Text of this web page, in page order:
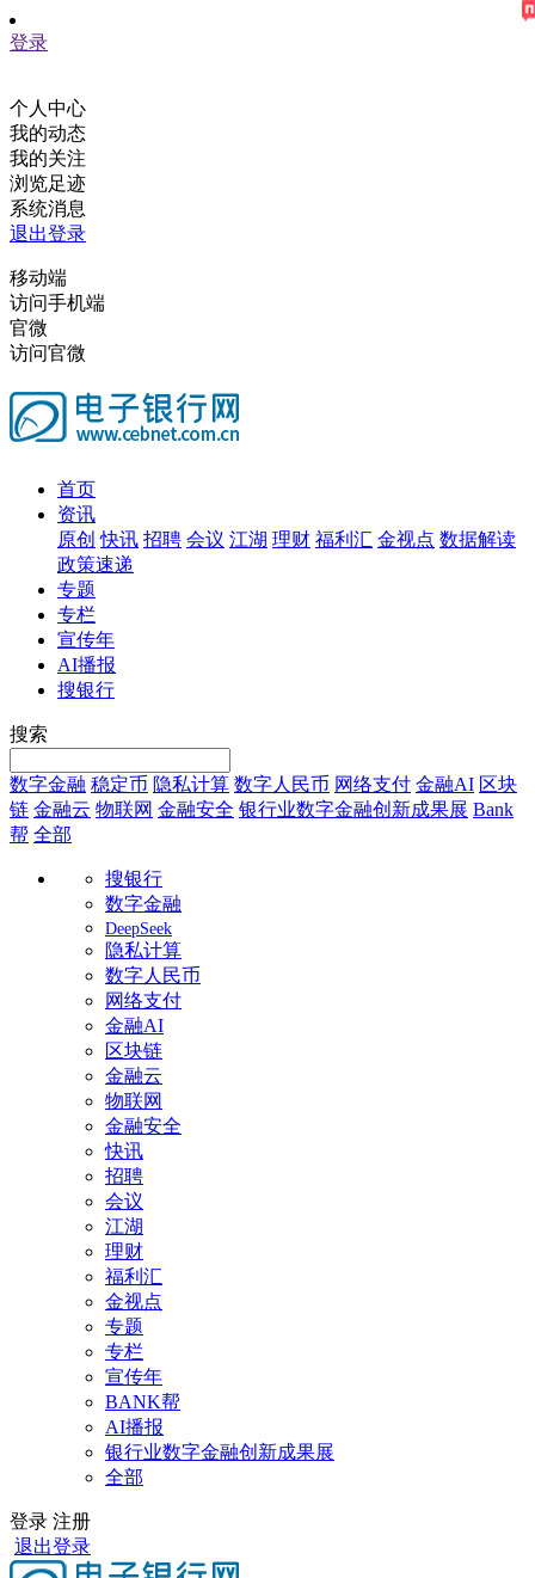
登录
个人中心
我的动态
我的关注
浏览足迹
系统消息
退出登录
移动端
访问手机端
官微
访问官微
首页
资讯
原创 快讯 招聘 会议 江湖 理财 福利汇 金视点 数据解读
政策速递
专题
专栏
宣传年
AI播报
搜银行
搜索
数字金融 稳定币 隐私计算 数字人民币 网络支付 金融AI 区块
链 金融云 物联网 金融安全 银行业数字金融创新成果展 Bank
帮 全部
搜银行
数字金融
DeepSeek
隐私计算
数字人民币
网络支付
金融AI
区块链
金融云
物联网
金融安全
快讯
招聘
会议
江湖
理财
福利汇
金视点
专题
专栏
宣传年
BANK帮
AI播报
银行业数字金融创新成果展
全部
登录 注册
退出登录